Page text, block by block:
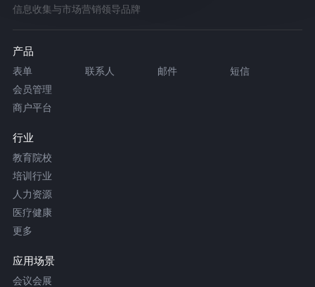
信息收集与市场营销领导品牌
产品
表单 联系人 邮件
短信
会员管理
商户平台
行业
教育院校
培训行业
人力资源
医疗健康
更多
应用场景
会议会展